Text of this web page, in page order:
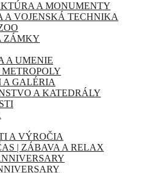
A MONUMENTY
A VOJENSKÁ TECHNIKA
ZÁMKY
A UMENIE
A GALÉRIA
A KATEDRÁLY
A VÝROČIA
| ZÁBAVA A RELAX